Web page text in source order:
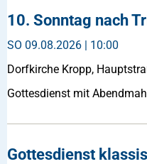
10. Sonntag nach
SO 09.08.2026 | 10:00
Dorfkirche Kropp,
Gottesdienst mit
Gottesdienst